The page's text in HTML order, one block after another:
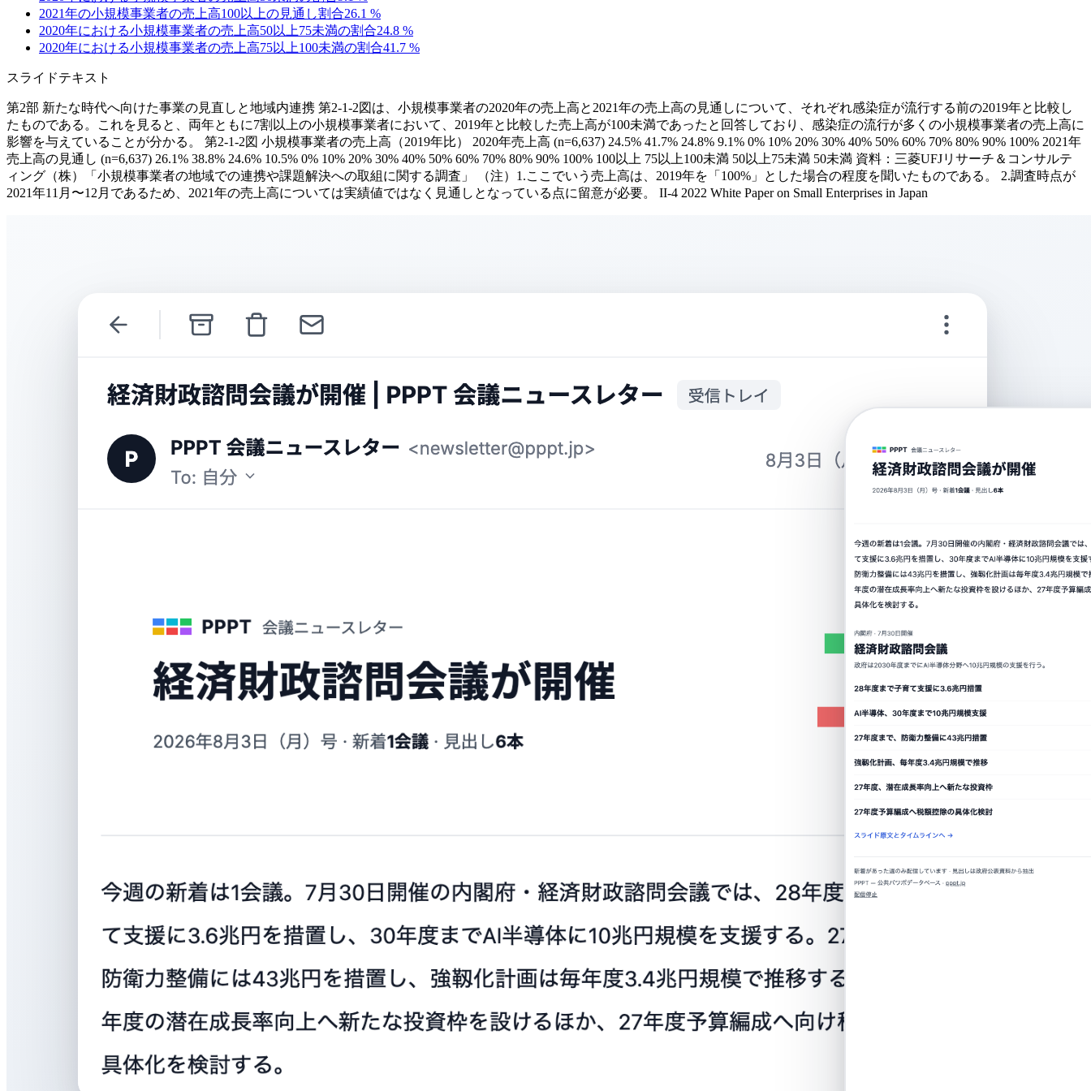
2021年の小規模事業者の売上高100以上の見通し割合26.1 %
2020年における小規模事業者の売上高50以上75未満の割合24.8 %
2020年における小規模事業者の売上高75以上100未満の割合41.7 %
スライドテキスト
第2部 新たな時代へ向けた事業の見直しと地域内連携 第2-1-2図は、小規模事業者の2020年の売上高と2021年の売上高の見通しについて、それぞれ感染症が流行する前の2019年と比較し
たものである。これを見ると、両年ともに7割以上の小規模事業者において、2019年と比較した売上高が100未満であったと回答しており、感染症の流行が多くの小規模事業者の売上高に
影響を与えていることが分かる。 第2-1-2図 小規模事業者の売上高（2019年比） 2020年売上高 (n=6,637) 24.5% 41.7% 24.8% 9.1% 0% 10% 20% 30% 40% 50% 60% 70% 80% 90% 100% 2021年
売上高の見通し (n=6,637) 26.1% 38.8% 24.6% 10.5% 0% 10% 20% 30% 40% 50% 60% 70% 80% 90% 100% 100以上 75以上100未満 50以上75未満 50未満 資料：三菱UFJリサーチ＆コンサルテ
ィング（株）「小規模事業者の地域での連携や課題解決への取組に関する調査」 （注）1.ここでいう売上高は、2019年を「100%」とした場合の程度を聞いたものである。 2.調査時点が
2021年11月〜12月であるため、2021年の売上高については実績値ではなく見通しとなっている点に留意が必要。 II-4 2022 White Paper on Small Enterprises in Japan